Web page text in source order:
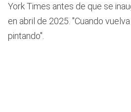
York Times antes de que se
en abril de 2025. "Cuando
pintando".